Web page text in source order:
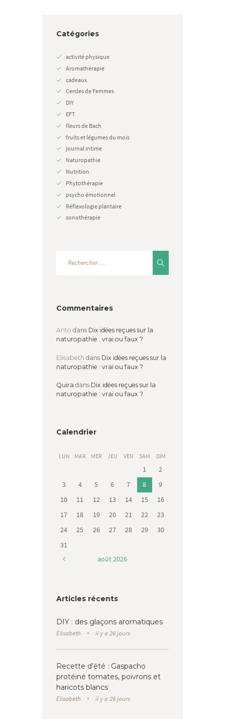
Catégories
activité physique
Aromathérapie
cadeaux
Cercles de Femmes
DIY
EFT
fleurs de Bach
fruits et légumes du mois
journal intime
Naturopathie
Nutrition
Phytothérapie
psycho émotionnel
Réflexologie plantaire
sonothérapie
Commentaires
Anto dans Dix idées reçues sur la
naturopathie : vrai ou faux ?
Elisabeth dans Dix idées reçues sur la
naturopathie : vrai ou faux ?
Quira dans Dix idées reçues sur la
naturopathie : vrai ou faux ?
Calendrier
LUN MAR MER JEU VEN SAM DIM
1
2
3
4 5 6 7 8
9
10
11 12 13 14 15
16
17
18 19 20 21 22
23
24
25 26 27 28 29
30
31
août2026
Articles récents
DIY : des glaçons aromatiques
Elisabeth il y a 26 jours
Recette d’été : Gaspacho
protéiné tomates, poivrons et
haricots blancs
Elisabeth il y a 26 jours